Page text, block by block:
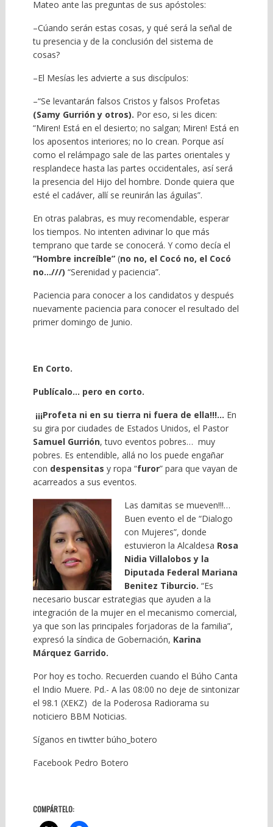
Mateo ante las preguntas de sus apóstoles:
–Cúando serán estas cosas, y qué será la señal de
tu presencia y de la conclusión del sistema de
cosas?
–El Mesías les advierte a sus discípulos:
–“Se levantarán falsos Cristos y falsos Profetas
(Samy Gurrión y otros). Por eso, si les dicen:
“Miren! Está en el desierto; no salgan; Miren! Está en
los aposentos interiores; no lo crean. Porque así
como el relámpago sale de las partes orientales y
resplandece hasta las partes occidentales, así será
la presencia del Hijo del hombre. Donde quiera que
esté el cadáver, allí se reunirán las águilas”.
En otras palabras, es muy recomendable, esperar
los tiempos. No intenten adivinar lo que más
temprano que tarde se conocerá. Y como decía el
“Hombre increíble”(no no, el Cocó no, el Cocó
no…///) “Serenidad y paciencia”.
Paciencia para conocer a los candidatos y después
nuevamente paciencia para conocer el resultado del
primer domingo de Junio.
En Corto.
Publícalo… pero en corto.
¡¡¡Profeta ni en su tierra ni fuera de ella!!!… En
su gira por ciudades de Estados Unidos, el Pastor
Samuel Gurrión, tuvo eventos pobres… muy
pobres. Es entendible, allá no los puede engañar
con despensitas y ropa “furor” para que vayan de
acarreados a sus eventos.
Las damitas se mueven!!!…
Buen evento el de “Dialogo
con Mujeres”, donde
estuvieron la Alcaldesa Rosa
Nidia Villalobos y la
Diputada Federal Mariana
Benitez Tiburcio. “Es
necesario buscar estrategias que ayuden a la
integración de la mujer en el mecanismo comercial,
ya que son las principales forjadoras de la familia”,
expresó la síndica de Gobernación, Karina
Márquez Garrido.
Por hoy es tocho. Recuerden cuando el Búho Canta
el Indio Muere. Pd.- A las 08:00 no deje de sintonizar
el 98.1 (XEKZ) de la Poderosa Radiorama su
noticiero BBM Noticias.
Síganos en tiwtter búho_botero
Facebook Pedro Botero
COMPÁRTELO: